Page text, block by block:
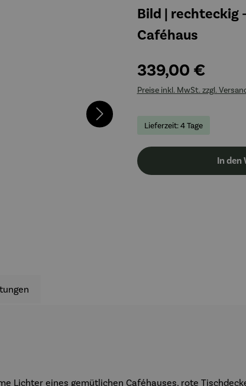
Bild | rechteckig
Caféhaus
339,00 €
Preise inkl. MwSt. zzgl.
Lieferzeit: 4 Tage
In den
Lichter eines gemütlichen Caféhauses, rote